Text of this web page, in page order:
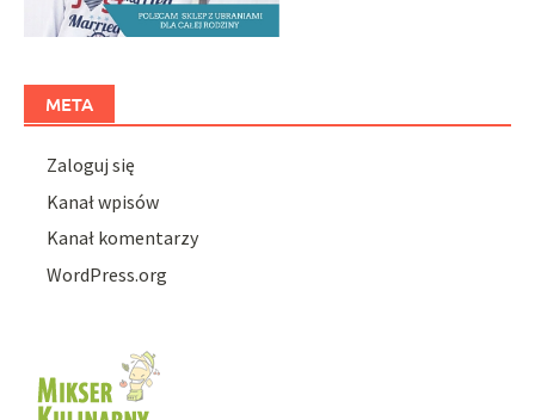
META
Zaloguj się
Kanał wpisów
Kanał komentarzy
WordPress.org